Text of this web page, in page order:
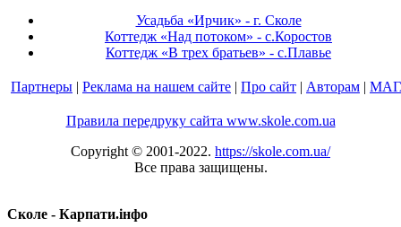
Усадьба «Ирчик» - г. Сколе
Коттедж «Над потоком» - с.Коростов
Коттедж «В трех братьев» - с.Плавье
Партнеры | Реклама на нашем сайте | Про сайт | Авторам |
Правила передруку сайта www.skole.com.ua
Copyright © 2001-2022. https://skole.com.ua/
Все права защищены.
Сколе - Карпати.інфо